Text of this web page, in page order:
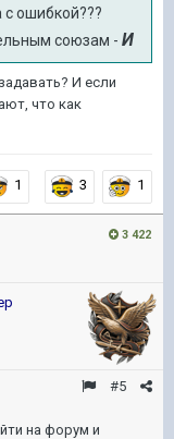
с ошибкой???
союзам - И
И если
что как
1 3 1
3 422
#5
на форум и